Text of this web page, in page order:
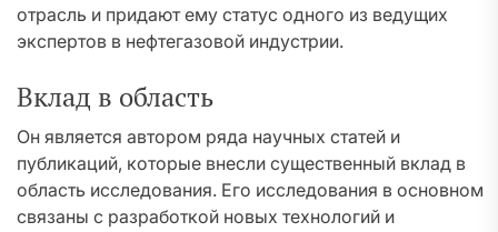
отрасль и придают ему статус одного из ведущих
экспертов в нефтегазовой индустрии.
Вклад в область
Он является автором ряда научных статей и
публикаций, которые внесли существенный вклад в
область исследования. Его исследования в основном
связаны с разработкой новых технологий и